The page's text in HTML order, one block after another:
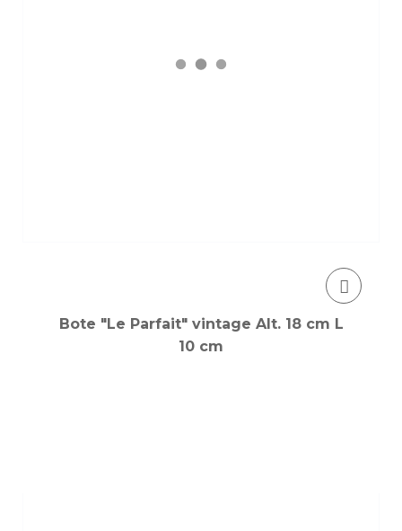
Bote "Le Parfait" vintage Alt. 18 cm L
10 cm